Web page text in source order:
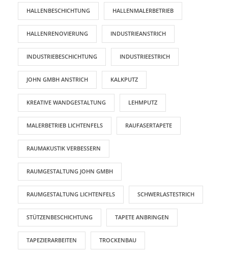
HALLENBESCHICHTUNG HALLENMALERBETRIEB
HALLENRENOVIERUNG INDUSTRIEANSTRICH
INDUSTRIEBESCHICHTUNG INDUSTRIEESTRICH
JOHN GMBH ANSTRICH KALKPUTZ
KREATIVE WANDGESTALTUNG LEHMPUTZ
MALERBETRIEB LICHTENFELS RAUFASERTAPETE
RAUMAKUSTIK VERBESSERN
RAUMGESTALTUNG JOHN GMBH
RAUMGESTALTUNG LICHTENFELS SCHWERLASTESTRICH
STÜTZENBESCHICHTUNG TAPETE ANBRINGEN
TAPEZIERARBEITEN TROCKENBAU